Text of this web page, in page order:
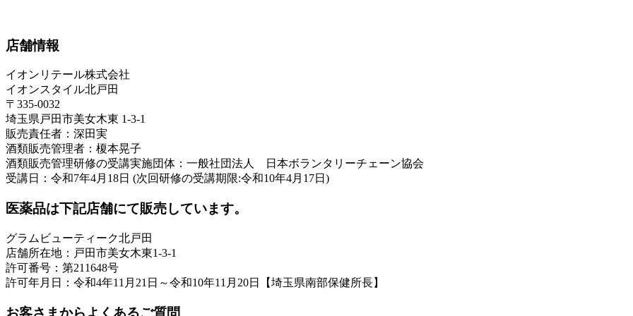
店舗情報
イオンリテール株式会社
イオンスタイル北戸田
〒335-0032
埼玉県戸田市美女木東 1-3-1
販売責任者：深田実
酒類販売管理者：榎本晃子
酒類販売管理研修の受講実施団体：一般社団法人 日本ボランタリーチェーン協会
受講日：令和7年4月18日 (次回研修の受講期限:令和10年4月17日)
医薬品は下記店舗にて販売しています。
グラムビューティーク北戸田
店舗所在地：戸田市美女木東1-3-1
許可番号：第211648号
許可年月日：令和4年11月21日～令和10年11月20日【埼玉県南部保健所長】
お客さまからよくあるご質問